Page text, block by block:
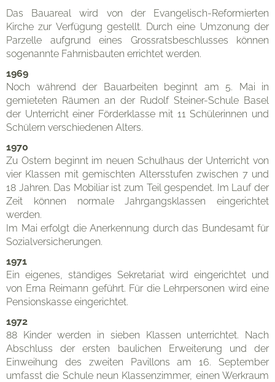
Unterricht
Das Bauareal wird von der Evangelisch-Reformierten
Kirche zur Verfügung gestellt. Durch eine Umzonung der
Parzelle aufgrund eines Grossratsbeschlusses können
sogenannte Fahrnisbauten errichtet werden.
1969
Noch während der Bauarbeiten beginnt am 5. Mai in
gemieteten Räumen an der Rudolf Steiner-Schule Basel
der Unterricht einer Förderklasse mit 11 Schülerinnen und
Schülern verschiedenen Alters.
1970
Zu Ostern beginnt im neuen Schulhaus der Unterricht von
vier Klassen mit gemischten Altersstufen zwischen 7 und
18 Jahren. Das Mobiliar ist zum Teil gespendet. Im Lauf der
Zeit können normale Jahrgangsklassen eingerichtet
werden.
Im Mai erfolgt die Anerkennung durch das Bundesamt für
Sozialversicherungen.
1971
Ein eigenes, ständiges Sekretariat wird eingerichtet und
von Erna Reimann geführt. Für die Lehrpersonen wird eine
Pensionskasse eingerichtet.
1972
88 Kinder werden in sieben Klassen unterrichtet. Nach
Abschluss der ersten baulichen Erweiterung und der
Einweihung des zweiten Pavillons am 16. September
umfasst die Schule neun Klassenzimmer, einen Werkraum